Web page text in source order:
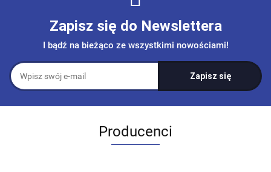
Zapisz się do Newslettera
I bądź na bieżąco ze wszystkimi nowościami!
Producenci